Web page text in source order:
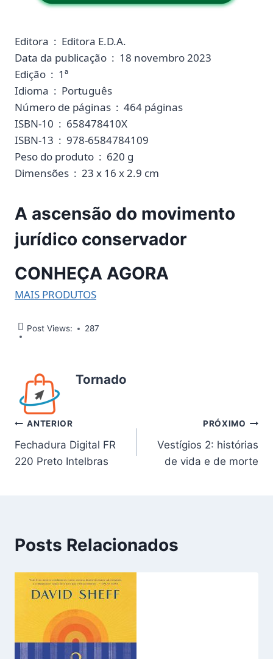
Editora ‏ : ‎ Editora E.D.A.
Data da publicação ‏ : ‎ 18 novembro 2023
Edição ‏ : ‎ 1ª
Idioma ‏ : ‎ Português
Número de páginas ‏ : ‎ 464 páginas
ISBN-10 ‏ : ‎ 658478410X
ISBN-13 ‏ : ‎ 978-6584784109
Peso do produto ‏ : ‎ 620 g
Dimensões ‏ : ‎ 23 x 16 x 2.9 cm
A ascensão do movimento
jurídico conservador
CONHEÇA AGORA
MAIS PRODUTOS
Post Views: 287
Tornado
Navegação
de
ANTERIOR
Fechadura Digital FR
220 Preto Intelbras
PRÓXIMO
Vestígios 2: histórias
de vida e de morte
Posts Relacionados